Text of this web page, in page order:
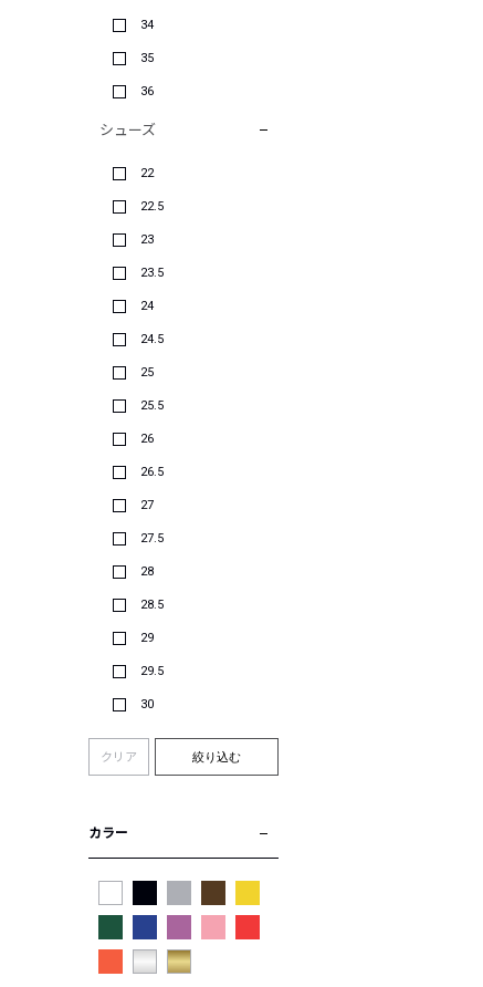
34
35
36
シューズ
22
22.5
23
23.5
24
24.5
25
25.5
26
26.5
27
27.5
28
28.5
29
29.5
30
クリア 絞り込む
カラー